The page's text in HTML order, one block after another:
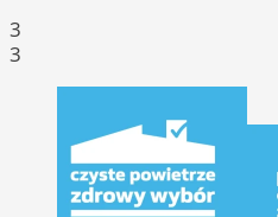
3
3